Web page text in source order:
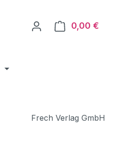
0,00 €
Frech Verlag GmbH